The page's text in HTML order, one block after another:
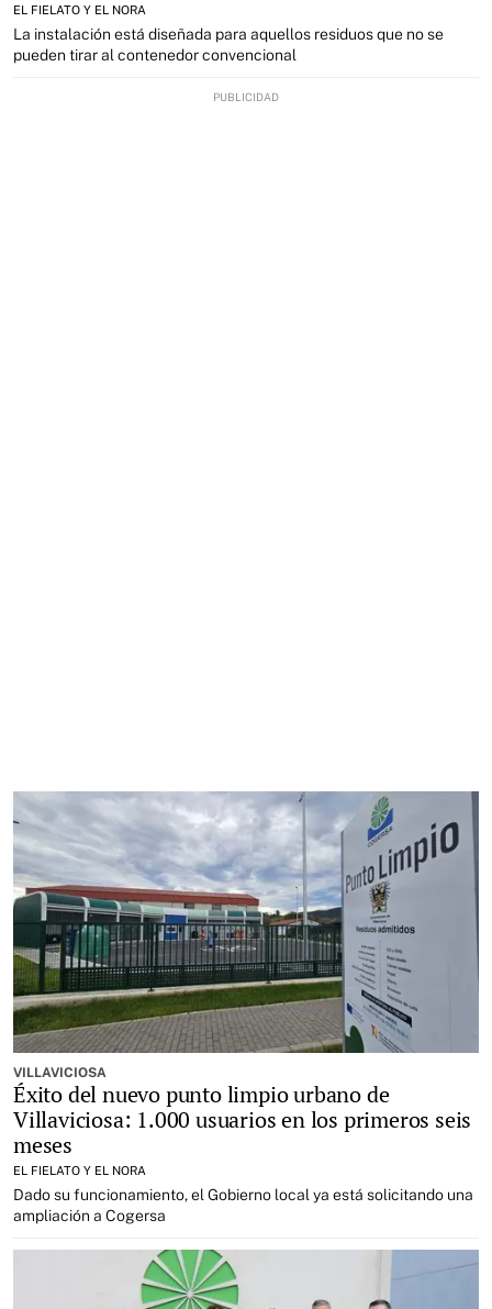
EL FIELATO Y EL NORA
La instalación está diseñada para aquellos residuos que no se
pueden tirar al contenedor convencional
VILLAVICIOSA
Éxito del nuevo punto limpio urbano de
Villaviciosa: 1.000 usuarios en los primeros seis
meses
EL FIELATO Y EL NORA
Dado su funcionamiento, el Gobierno local ya está solicitando una
ampliación a Cogersa